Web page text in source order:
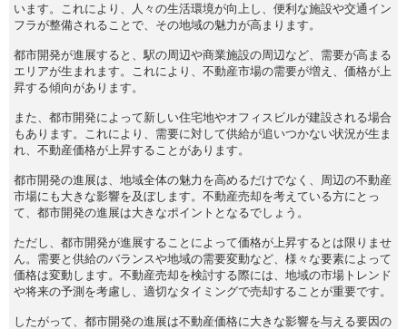
います。これにより、人々の生活環境が向上し、便利な施設や交通イン
フラが整備されることで、その地域の魅力が高まります。
都市開発が進展すると、駅の周辺や商業施設の周辺など、需要が高まる
エリアが生まれます。これにより、不動産市場の需要が増え、価格が上
昇する傾向があります。
また、都市開発によって新しい住宅地やオフィスビルが建設される場合
もあります。これにより、需要に対して供給が追いつかない状況が生ま
れ、不動産価格が上昇することがあります。
都市開発の進展は、地域全体の魅力を高めるだけでなく、周辺の不動産
市場にも大きな影響を及ぼします。不動産売却を考えている方にとっ
て、都市開発の進展は大きなポイントとなるでしょう。
ただし、都市開発が進展することによって価格が上昇するとは限りませ
ん。需要と供給のバランスや地域の需要変動など、様々な要素によって
価格は変動します。不動産売却を検討する際には、地域の市場トレンド
や将来の予測を考慮し、適切なタイミングで売却することが重要です。
したがって、都市開発の進展は不動産価格に大きな影響を与える要因の